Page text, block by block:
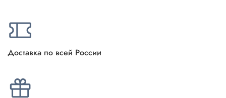
Доставка по всей России